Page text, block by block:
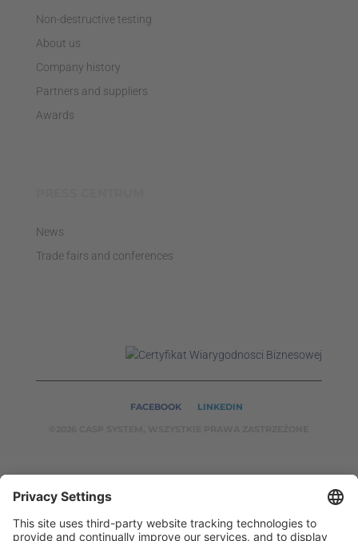
Non-destructive testing
About us
Company history
Partners and suppliers
Awards
News
Trade fairs and conferences
FACEBOOK
LINKEDIN
ENDT.PL
BINAR24.PL EH24.PL